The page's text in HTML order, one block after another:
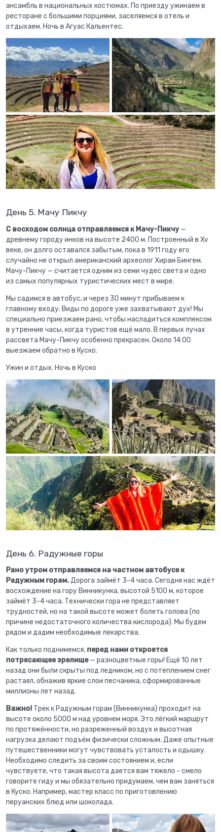
ансамбль в национальных костюмах. По приезду ужинаем в
ресторане с большими порциями, заселяемся в отель и
отдыхаем. Ночь в Агуас Кальентес.
День 5. Мачу Пикчу
С восходом солнца отправляемся к Мачу-Пикчу —
древнему городу инков на высоте 2400 м. Построенный в Xv
веке, он долго оставался забытым, пока в 1911 году его
случайно не открыл американский археолог Хирам Бингем.
Мачу-Пикчу — считается одним из семи чудес света и одно
из самых популярных туристических мест в мире.
Мы садимся в автобус, и через 30 минут прибываем к
главному входу. Виды по дороге уже захватывают дух! Мы
специально приезжаем рано, чтобы насладиться комплексом
в утренние часы, когда туристов ещё мало. В первых лучах
рассвета Мачу-Пикчу особенно прекрасен. Около 14:00
выезжаем обратно в Куско.
Ужин и отдых. Ночь в Куско
День 6. Радужные горы
Рано утром отправляемся на частном автобусе к
Радужным горам.Дорога займёт 3-4 часа. Сегодня нас ждёт
восхождение на гору Винникунка, высотой 5100 м, которое
займёт 3-4 часа. Технически гора не представляет
трудностей, но на такой высоте может болеть голова (по
причине недостаточного количества кислорода). Мы будем
рядом и дадим необходимые лекарства.
Как только поднимемся, перед нами откроется
потрясающее зрелище— разноцветные горы! Ещё 10 лет
назад они были скрыты под ледником, но с потеплением снег
растаял, обнажив яркие слои песчаника, сформированные
миллионы лет назад.
Важно! Трек к Радужным горам (Винникунка) проходит на
высоте около 5000 м над уровнем моря. Это лёгкий маршрут
по протяжённости, но разреженный воздух и высотная
нагрузка делают подъём физически сложным. Даже опытные
путешественники могут чувствовать усталость и одышку.
Необходимо следить за своим состоянием и, если
чувствуете, что такая высота дается вам тяжело - смело
говорите гиду и мы обязательно придумаем, чем вам заняться
в Куско. Например, мастер класс по приготовлению
перуанских блюд или шоколада.